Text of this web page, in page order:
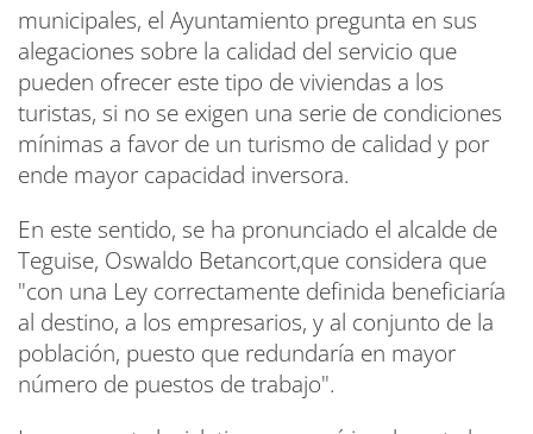
municipales, el Ayuntamiento pregunta en sus
alegaciones sobre la calidad del servicio que
pueden ofrecer este tipo de viviendas a los
turistas, si no se exigen una serie de condiciones
mínimas a favor de un turismo de calidad y por
ende mayor capacidad inversora.
En este sentido, se ha pronunciado el alcalde de
Teguise, Oswaldo Betancort,que considera que
"con una Ley correctamente definida beneficiaría
al destino, a los empresarios, y al conjunto de la
población, puesto que redundaría en mayor
número de puestos de trabajo".